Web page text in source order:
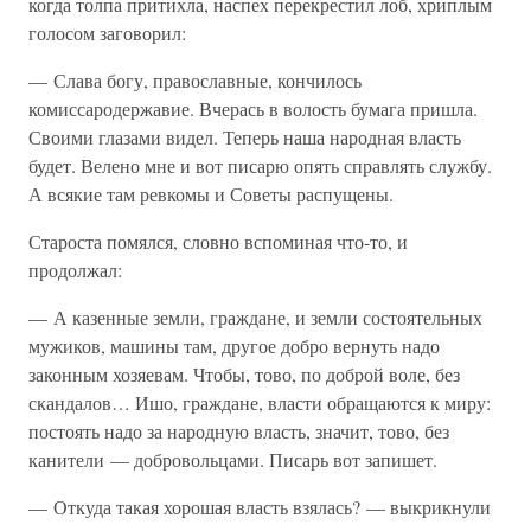
голосом заговорил:
— Слава богу, православные, кончилось
комиссародержавие. Вчерась в волость бумага пришла.
Своими глазами видел. Теперь наша народная власть
будет. Велено мне и вот писарю опять справлять службу.
А всякие там ревкомы и Советы распущены.
Староста помялся, словно вспоминая что-то, и
продолжал:
— А казенные земли, граждане, и земли состоятельных
мужиков, машины там, другое добро вернуть надо
законным хозяевам. Чтобы, тово, по доброй воле, без
скандалов… Ишо, граждане, власти обращаются к миру:
постоять надо за народную власть, значит, тово, без
канители — добровольцами. Писарь вот запишет.
— Откуда такая хорошая власть взялась? — выкрикнули